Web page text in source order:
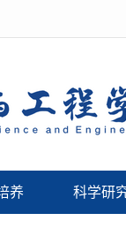
养 科学研